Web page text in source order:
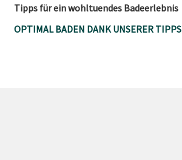
Tipps für ein wohltuendes Badeerlebnis
OPTIMAL BADEN DANK UNSERER TIPPS